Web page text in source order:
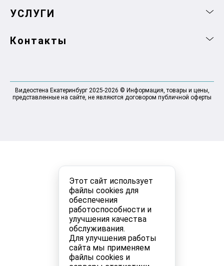
Этот сайт использует
файлы cookies для
обеспечения
работоспособности и
улучшения качества
обслуживания.
Для улучшения работы
сайта мы применяем
файлы cookies и
УСЛУГИ
Контакты
Видеостена Екатеринбург 2025-2026 © Информация, товары и цены,
представленные на сайте, не являются договором публичной оферты